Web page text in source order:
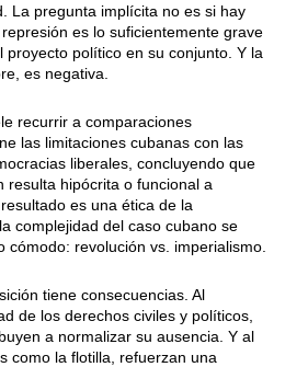
La pregunta implícita no es si hay
es lo suficientemente grave
proyecto político en su conjunto. Y la
es negativa.
recurrir a comparaciones
las limitaciones cubanas con las
liberales, concluyendo que
resulta hipócrita o funcional a
es una ética de la
complejidad del caso cubano se
cómodo: revolución vs. imperialismo.
tiene consecuencias. Al
de los derechos civiles y políticos,
a normalizar su ausencia. Y al
como la flotilla, refuerzan una